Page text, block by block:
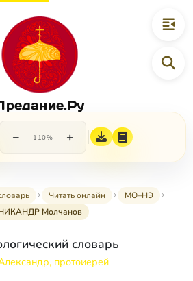
− 110% +
Читать онлайн
МО–НЭ
Молчанов
словарь
протоиерей